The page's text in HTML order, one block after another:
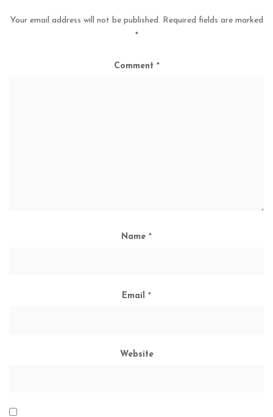
Your email address will not be published. Required fields are marked
*
Comment *
Name *
Email *
Website